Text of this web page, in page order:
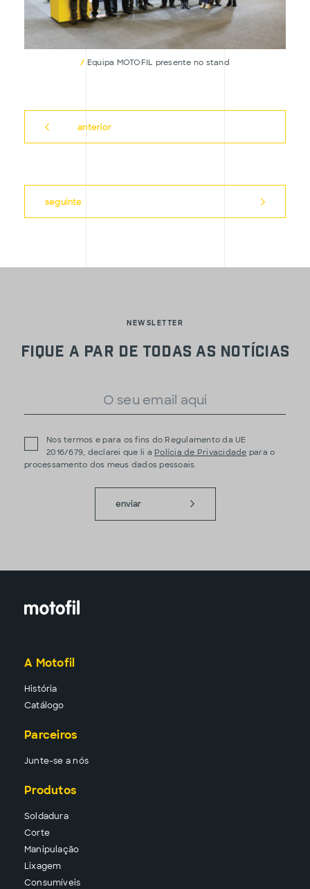
/ Equipa MOTOFIL presente no stand
anterior
seguinte
NEWSLETTER
Fique a par de todas as notícias
Nos termos e para os fins do Regulamento da UE
2016/679, declarei que li a Polícia de Privacidade para o
processamento dos meus dados pessoais.
enviar
A Motofil
História
Catálogo
Parceiros
Junte-se a nós
Produtos
Soldadura
Corte
Manipu lação
Lixagem
Consumíveis